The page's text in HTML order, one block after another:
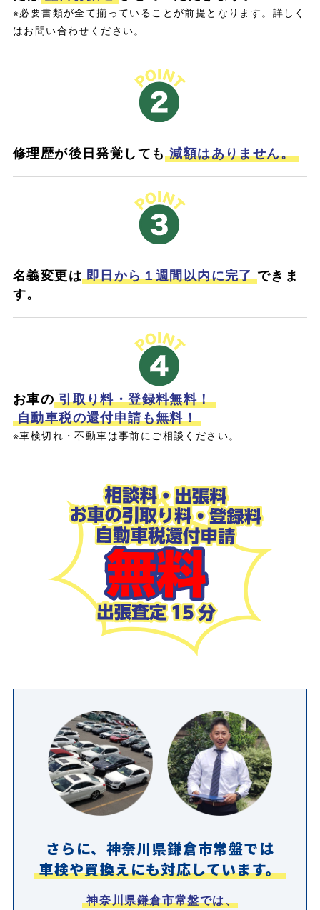
※必要書類が全て揃っていることが前提となります。詳しく
はお問い合わせください。
修理歴が後日発覚しても 減額はありません。
名義変更は 即日から１週間以内に完了 できま
す。
お車の 引取り料・登録料無料！
自動車税の還付申請も無料！
※車検切れ・不動車は事前にご相談ください。
さらに、神奈川県鎌倉市常盤では
車検や買換えにも対応しています。
神奈川県鎌倉市常盤では、